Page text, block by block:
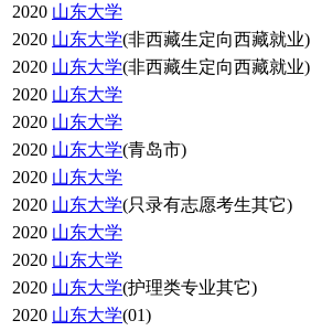
2020 山东大学
2020 山东大学(非西藏生定向西藏就业)
2020 山东大学(非西藏生定向西藏就业)
2020 山东大学
2020 山东大学
2020 山东大学(青岛市)
2020 山东大学
2020 山东大学(只录有志愿考生其它)
2020 山东大学
2020 山东大学
2020 山东大学(护理类专业其它)
2020 山东大学(01)